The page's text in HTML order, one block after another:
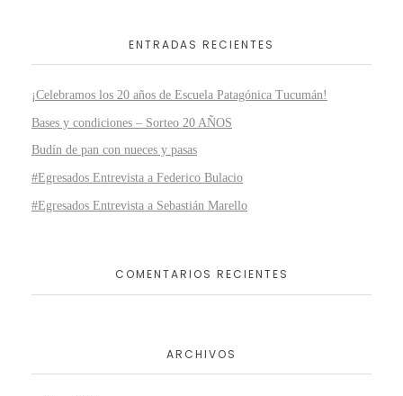
ENTRADAS RECIENTES
¡Celebramos los 20 años de Escuela Patagónica Tucumán!
Bases y condiciones – Sorteo 20 AÑOS
Budín de pan con nueces y pasas
#Egresados Entrevista a Federico Bulacio
#Egresados Entrevista a Sebastián Marello
COMENTARIOS RECIENTES
ARCHIVOS